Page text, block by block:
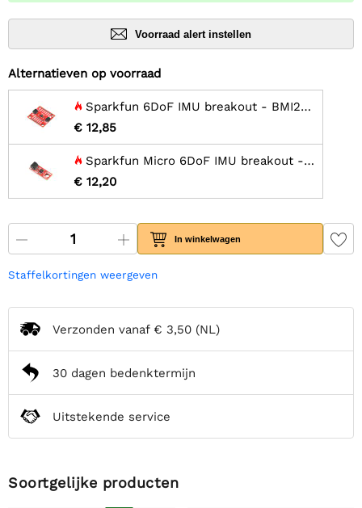
Voorraad alert instellen
Alternatieven op voorraad
Sparkfun 6DoF IMU breakout - BMI270 (Qwiic)
€ 12,85
Sparkfun Micro 6DoF IMU breakout - BMI270 (Qwiic)
€ 12,20
In winkelwagen
Staffelkortingen weergeven
Verzonden vanaf € 3,50 (NL)
30 dagen bedenktermijn
Uitstekende service
Soortgelijke producten